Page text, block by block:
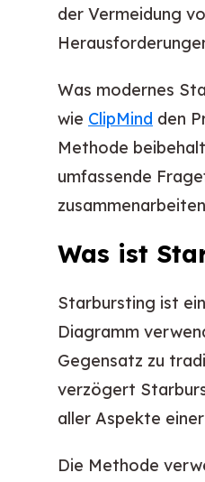
der Vermeidung
Was modernes
wie ClipMind den
Methode
umfassende
Was ist
Starbursting ist
Diagramm
Gegensatz zu
verzögert
aller Aspekte
Die Methode